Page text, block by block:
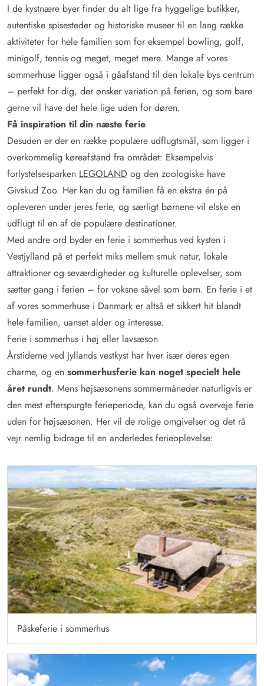
I de kystnære byer finder du alt lige fra hyggelige butikker,
autentiske spisesteder og historiske museer til en lang række
aktiviteter for hele familien som for eksempel bowling, golf,
minigolf, tennis og meget, meget mere. Mange af vores
sommerhuse ligger også i gåafstand til den lokale bys centrum
– perfekt for dig, der ønsker variation på ferien, og som bare
gerne vil have det hele lige uden for døren.
Få inspiration til din næste ferie
Desuden er der en række populære udflugtsmål, som ligger i
overkommelig køreafstand fra området: Eksempelvis
forlystelsesparken LEGOLAND og den zoologiske have
Givskud Zoo. Her kan du og familien få en ekstra én på
opleveren under jeres ferie, og særligt børnene vil elske en
udflugt til en af de populære destinationer.
Med andre ord byder en ferie i sommerhus ved kysten i
Vestjylland på et perfekt miks mellem smuk natur, lokale
attraktioner og seværdigheder og kulturelle oplevelser, som
sætter gang i ferien – for voksne såvel som børn. En ferie i et
af vores sommerhuse i Danmark er altså et sikkert hit blandt
hele familien, uanset alder og interesse.
Ferie i sommerhus i høj eller lavsæson
Årstiderne ved Jyllands vestkyst har hver især deres egen
charme, og en sommerhusferie kan noget specielt hele
året rundt. Mens højsæsonens sommermåneder naturligvis er
den mest efterspurgte ferieperiode, kan du også overveje ferie
uden for højsæsonen. Her vil de rolige omgivelser og det rå
vejr nemlig bidrage til en anderledes ferieoplevelse:
Påskeferie i sommerhus